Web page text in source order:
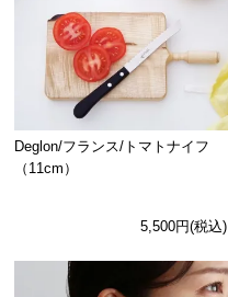
Deglon/フランス/トマトナイフ
（11cm）
5,500円(税込)